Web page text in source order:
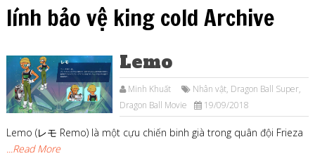
lính bảo vệ king cold Archive
Lemo
Minh Khuất Nhân vật, Dragon Ball Super,
Dragon Ball Movie
19/09/2018
Lemo (レモ Remo) là một cựu chiến binh già trong quân đội Frieza
...Read More